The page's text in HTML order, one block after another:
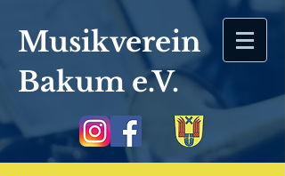
Musikverein
Bakum e.V.